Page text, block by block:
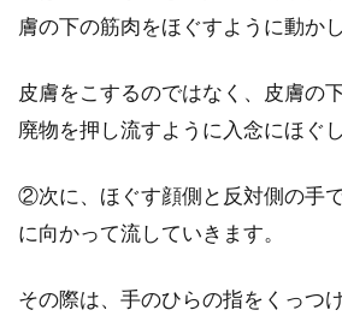
膚の下の筋肉をほぐすように動かし
皮膚をこするのではなく、皮膚の
廃物を押し流すように入念にほぐ
②次に、ほぐす顔側と反対側の手
に向かって流していきます。
その際は、手のひらの指をくっつ